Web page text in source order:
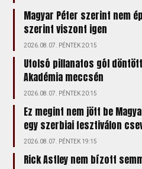
Magyar Péter szerint nem
szerint viszont igen
2026.08.07. PÉNTEK 20:15
Utolsó pillanatos gól
Akadémia meccsén
2026.08.07. PÉNTEK 20:15
Ez megint nem jött be
egy szerbiai fesztiválon
2026.08.07. PÉNTEK 19:15
Rick Astley nem bízott